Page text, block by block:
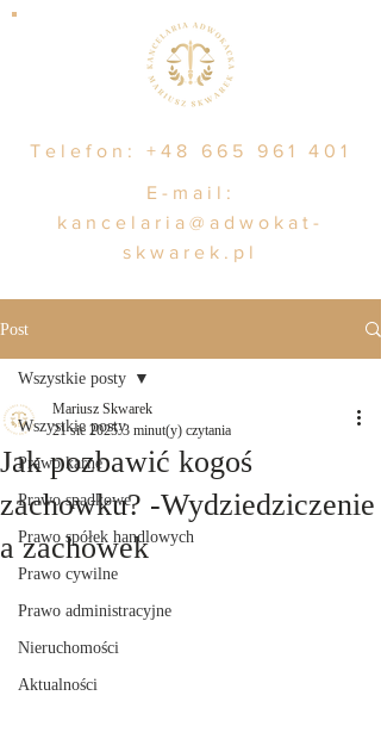
Telefon: +48 665 961 401
E-mail:
kancelaria@adwokat-
skwarek.pl
Post
Wszystkie posty
Prawo karne
Prawo spadkowe
Prawo spółek handlowych
Prawo cywilne
Prawo administracyjne
Nieruchomości
Aktualności
Wszystkie posty
Jak pozbawić kogoś
zachowku? -Wydziedziczenie
a zachowek
Mariusz Skwarek
21 sie 2025 3 minut(y) czytania